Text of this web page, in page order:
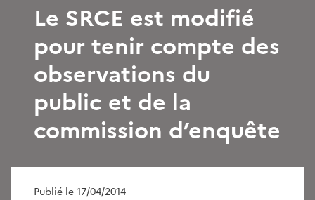
Le SRCE est modifié
pour tenir compte des
observations du
public et de la
commission d’enquête
Publié le 17/04/2014